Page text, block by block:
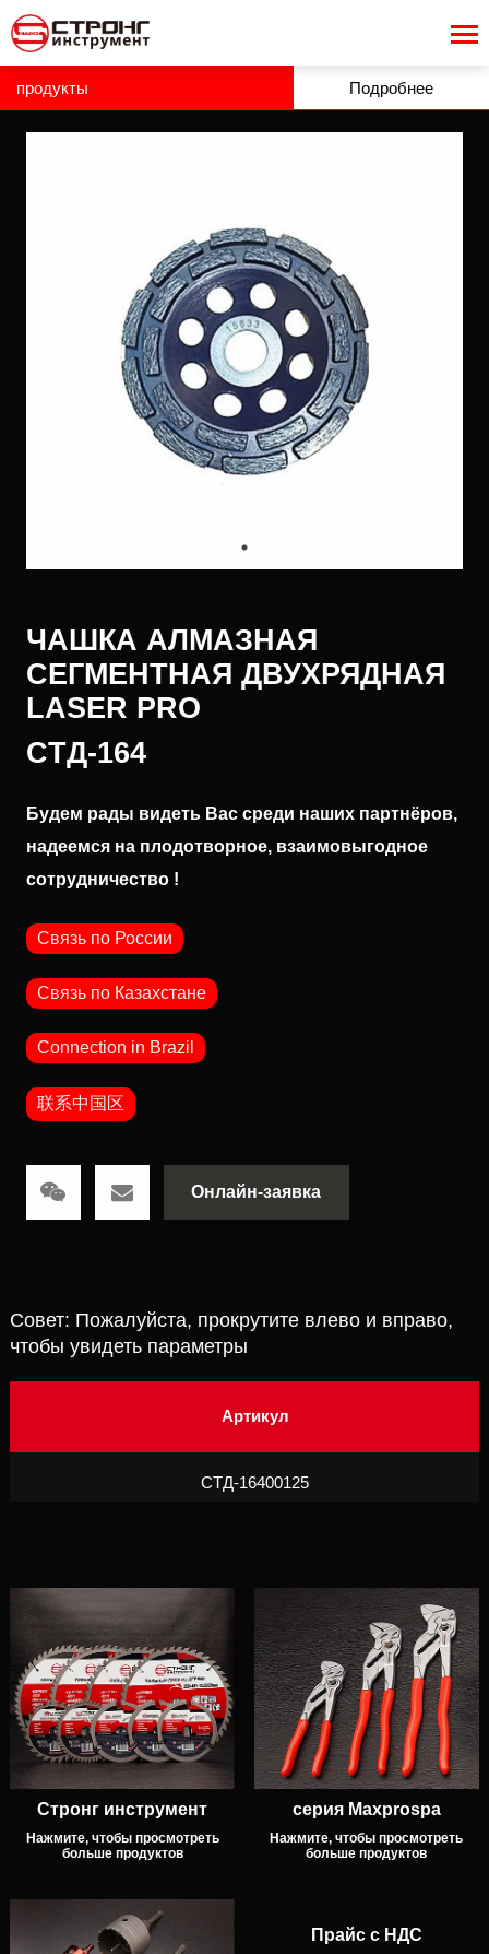
продукты Подробнее
ЧАШКА АЛМАЗНАЯ
СЕГМЕНТНАЯ ДВУХРЯДНАЯ
LASER PRO
CTД-164
Будем рады видеть Вас среди наших партнёров,
надеемся на плодотворное, взаимовыгодное
сотрудничество !
Связь по России
Связь по Казахстане
Connection in Brazil
联系中国区
Онлайн-заявка
Совет: Пожалуйста, прокрутите влево и вправо,
чтобы увидеть параметры
Артикул
CTД-16400125
Стронг инструмент
Нажмите, чтобы просмотреть
больше продуктов
серия Maxprospa
Нажмите, чтобы просмотреть
больше продуктов
Прайс с НДС